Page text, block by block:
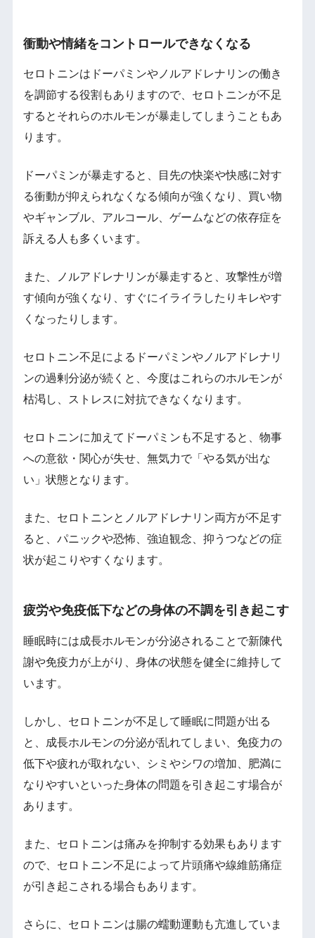
衝動や情緒をコントロールできなくなる
セロトニンはドーパミンやノルアドレナリンの働き
を調節する役割もありますので、セロトニンが不足
するとそれらのホルモンが暴走してしまうこともあ
ります。
ドーパミンが暴走すると、目先の快楽や快感に対す
る衝動が抑えられなくなる傾向が強くなり、買い物
やギャンブル、アルコール、ゲームなどの依存症を
訴える人も多くいます。
また、ノルアドレナリンが暴走すると、攻撃性が増
す傾向が強くなり、すぐにイライラしたりキレやす
くなったりします。
セロトニン不足によるドーパミンやノルアドレナリ
ンの過剰分泌が続くと、今度はこれらのホルモンが
枯渇し、ストレスに対抗できなくなります。
セロトニンに加えてドーパミンも不足すると、物事
への意欲・関心が失せ、無気力で「やる気が出な
い」状態となります。
また、セロトニンとノルアドレナリン両方が不足す
ると、パニックや恐怖、強迫観念、抑うつなどの症
状が起こりやすくなります。
疲労や免疫低下などの身体の不調を引き起こす
睡眠時には成長ホルモンが分泌されることで新陳代
謝や免疫力が上がり、身体の状態を健全に維持して
います。
しかし、セロトニンが不足して睡眠に問題が出る
と、成長ホルモンの分泌が乱れてしまい、免疫力の
低下や疲れが取れない、シミやシワの増加、肥満に
なりやすいといった身体の問題を引き起こす場合が
あります。
また、セロトニンは痛みを抑制する効果もあります
ので、セロトニン不足によって片頭痛や線維筋痛症
が引き起こされる場合もあります。
さらに、セロトニンは腸の蠕動運動も亢進していま